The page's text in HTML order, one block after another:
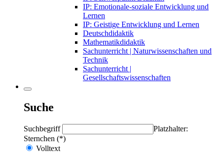
IP: Emotionale-soziale Entwicklung und
Lernen
IP: Geistige Entwicklung und Lernen
Deutschdidaktik
Mathematikdidaktik
Sachunterricht | Naturwissenschaften und
Technik
Sachunterricht |
Gesellschaftswissenschaften
Suche
Suchbegriff
Platzhalter:
Sternchen (*)
Volltext